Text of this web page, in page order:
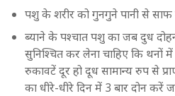
पशु के शरीर को गुनगुने पानी से
ब्याने के पश्चात पशु का जब दुध
सुनिश्चित कर लेना चाहिए कि थनों
रुकावटें दूर हो दूध सामान्य रुप से
का धीरे-धीरे दिन में 3 बार दोन